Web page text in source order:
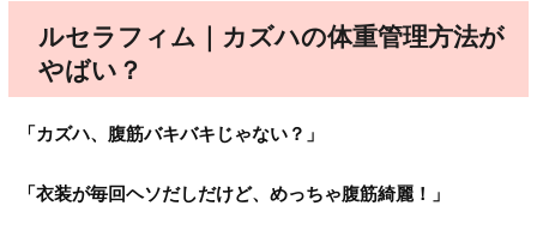
ルセラフィム｜カズハの体重管理方法が
やばい？
「カズハ、腹筋バキバキじゃない？」
「衣装が毎回ヘソだしだけど、めっちゃ腹筋綺麗！」